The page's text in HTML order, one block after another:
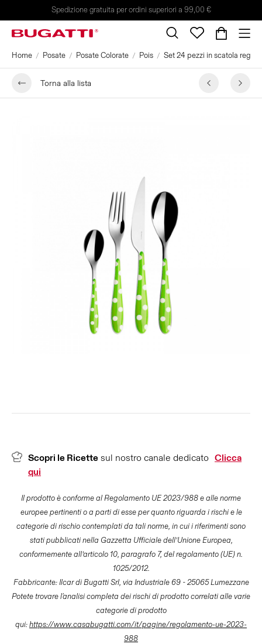
Spedizione gratuita per ordini superiori a 99,00 €
Home Posate Posate Colorate Pois Set 24 pezzi in scatola
Torna alla lista
Scopri le Ricette sul nostro canale dedicato Clicca
qui
Il prodotto è conforme al Regolamento UE 2023/988 e alle norme
europee pertinenti o a parti di esse per quanto riguarda i rischi e le
categorie di rischio contemplati da tali norme, in cui i riferimenti sono
stati pubblicati nella Gazzetta Ufficiale dell’Unione Europea,
conformemente all’articolo 10, paragrafo 7, del regolamento (UE) n.
1025/2012.
Fabbricante: Ilcar di Bugatti Srl, via Industriale 69 - 25065 Lumezzane
Potete trovare l'analisi completa dei rischi di prodotto correlati alle varie
categorie di prodotto
qui:https://www.casabugatti.com/it/pagine/regolamento-ue-2023-
988